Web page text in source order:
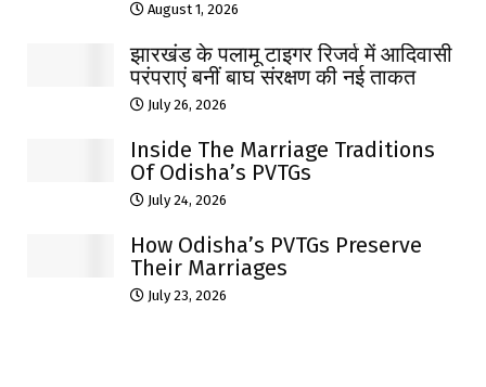
August 1, 2026
झारखंड के पलामू टाइगर रिजर्व में आदिवासी
परंपराएं बनीं बाघ संरक्षण की नई ताकत
July 26, 2026
Inside The Marriage Traditions
Of Odisha’s PVTGs
July 24, 2026
How Odisha’s PVTGs Preserve
Their Marriages
July 23, 2026